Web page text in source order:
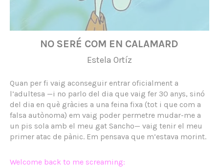
NO SERÉ COM EN CALAMARD
Estela Ortíz
Quan per fi vaig aconseguir entrar oficialment a
l’adultesa —i no parlo del dia que vaig fer 30 anys, sinó
del dia en què gràcies a una feina fixa (tot i que com a
falsa autònoma) em vaig poder permetre mudar-me a
un pis sola amb el meu gat Sancho— vaig tenir el meu
primer atac de pànic. Em pensava que m’estava morint.
Welcome back to me screaming: